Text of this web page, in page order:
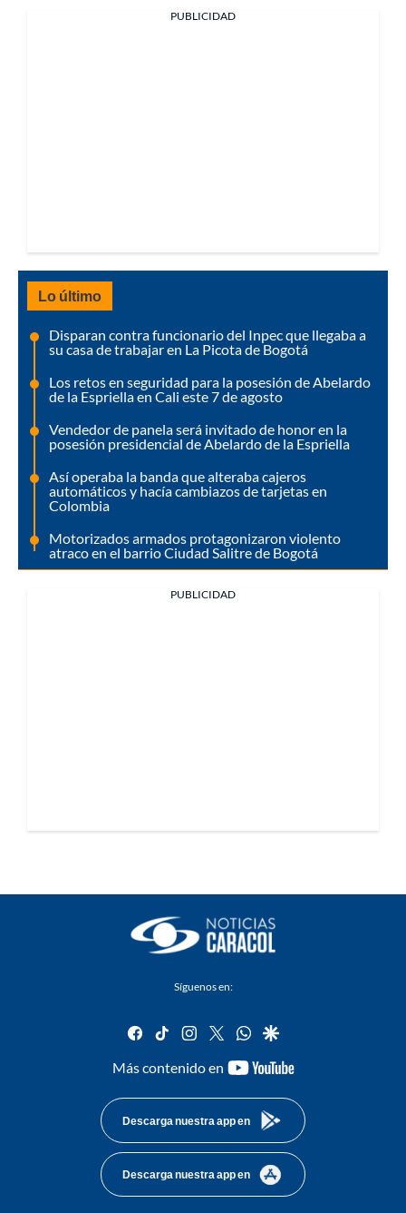
PUBLICIDAD
Lo último
Disparan contra funcionario del Inpec que llegaba a
su casa de trabajar en La Picota de Bogotá
Los retos en seguridad para la posesión de Abelardo
de la Espriella en Cali este 7 de agosto
Vendedor de panela será invitado de honor en la
posesión presidencial de Abelardo de la Espriella
Así operaba la banda que alteraba cajeros
automáticos y hacía cambiazos de tarjetas en
Colombia
Motorizados armados protagonizaron violento
atraco en el barrio Ciudad Salitre de Bogotá
PUBLICIDAD
Síguenos en:
facebook
tiktok instagram
twitterwhatsapp
google
Más contenido en
youtube-
Descarga nuestra app en
Descarga nuestra app en